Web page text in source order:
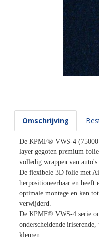
Omschrijving
De KPMF® VWS-4
layer gegoten premium
volledig wrappen van auto's
De flexibele 3D folie met
herpositioneerbaar en heeft
optimale montage en kan
verwijderd.
De KPMF® VWS-4 serie
onderscheidende
kleuren.